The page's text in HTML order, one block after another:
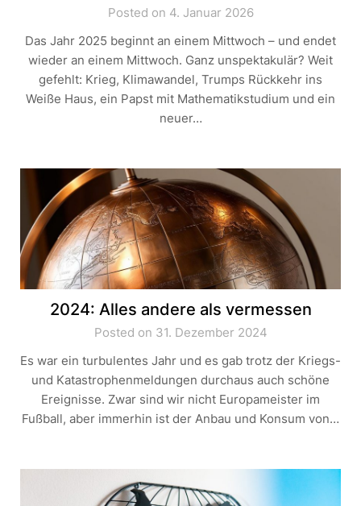
Posted on 4. Januar 2026
Das Jahr 2025 beginnt an einem Mittwoch – und endet
wieder an einem Mittwoch. Ganz unspektakulär? Weit
gefehlt: Krieg, Klimawandel, Trumps Rückkehr ins
Weiße Haus, ein Papst mit Mathematikstudium und ein
neuer…
2024: Alles andere als vermessen
Posted on 31. Dezember 2024
Es war ein turbulentes Jahr und es gab trotz der Kriegs-
und Katastrophenmeldungen durchaus auch schöne
Ereignisse. Zwar sind wir nicht Europameister im
Fußball, aber immerhin ist der Anbau und Konsum von…